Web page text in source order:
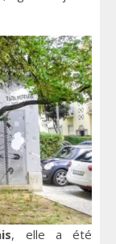
, elle a été